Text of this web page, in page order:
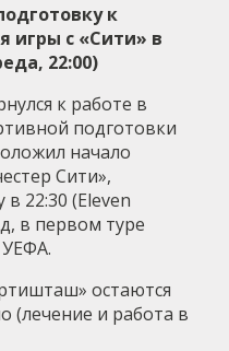
к
игры с «Сити» в
22:00)
к работе в
подготовки
начало
Сити»,
22:30 (Eleven
в первом туре
остаются
(лечение и работа в